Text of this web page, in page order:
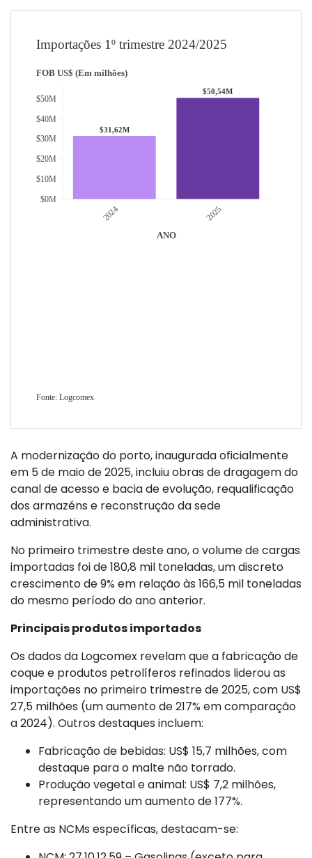
A modernização do porto, inaugurada oficialmente
em 5 de maio de 2025, incluiu obras de dragagem do
canal de acesso e bacia de evolução, requalificação
dos armazéns e reconstrução da sede
administrativa.
No primeiro trimestre deste ano, o volume de cargas
importadas foi de 180,8 mil toneladas, um discreto
crescimento de 9% em relação às 166,5 mil toneladas
do mesmo período do ano anterior.
Principais produtos importados
Os dados da Logcomex revelam que a fabricação de
coque e produtos petrolíferos refinados liderou as
importações no primeiro trimestre de 2025, com US$
27,5 milhões (um aumento de 217% em comparação
a 2024). Outros destaques incluem:
Fabricação de bebidas: US$ 15,7 milhões, com
destaque para o malte não torrado.
Produção vegetal e animal: US$ 7,2 milhões,
representando um aumento de 177%.
Entre as NCMs específicas, destacam-se: